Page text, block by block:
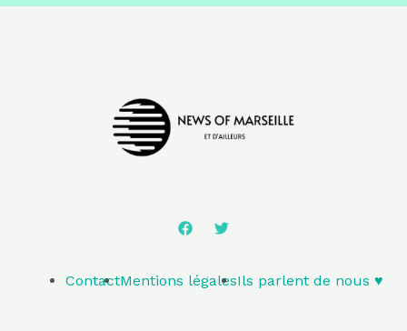
ContactMentions légalesIls parlent de nous ♥️